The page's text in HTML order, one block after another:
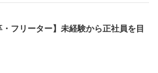
・フリーター】未経験から正社員を目